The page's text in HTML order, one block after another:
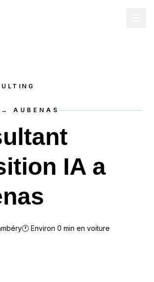
→ AUBENAS
IA a
🕐 Environ 0 min en voiture